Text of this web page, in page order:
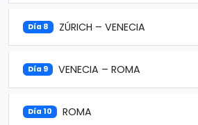
Día 8 ZÚRICH – VENECIA
Día 9 VENECIA – ROMA
Día 10 ROMA